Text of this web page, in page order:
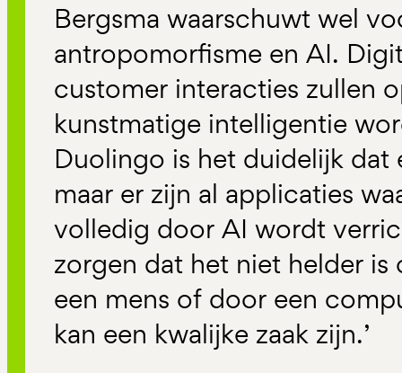
Bergsma waarschuwt wel
antropomorfisme en AI.
customer interacties zullen
kunstmatige intelligentie
Duolingo is het duidelijk dat
maar er zijn al applicaties
volledig door AI wordt
zorgen dat het niet helder
een mens of door een
kan een kwalijke zaak zijn.’